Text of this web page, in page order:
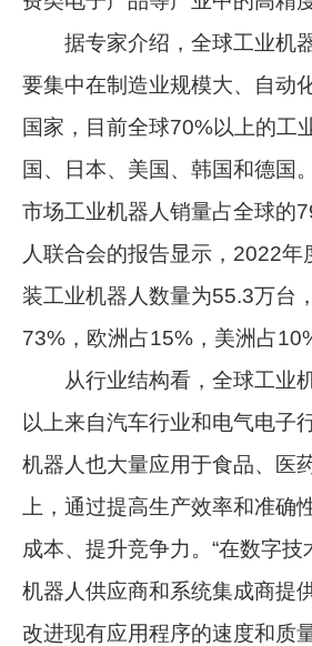
据专家介绍，全球工业机
要集中在制造业规模大、自动
国家，目前全球70%以上的工
国、日本、美国、韩国和德国
市场工业机器人销量占全球的
人联合会的报告显示，2022年
装工业机器人数量为55.3万台
73%，欧洲占15%，美洲占
从行业结构看，全球工业
以上来自汽车行业和电气电子
机器人也大量应用于食品、医
上，通过提高生产效率和准确
成本、提升竞争力。“在数字技
机器人供应商和系统集成商提
改进现有应用程序的速度和质